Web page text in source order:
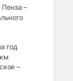
Пенза –
год
–